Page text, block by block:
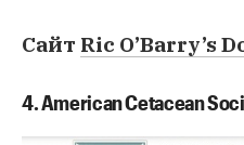
Сайт Ric O’Barry’s
4. American Cetacean